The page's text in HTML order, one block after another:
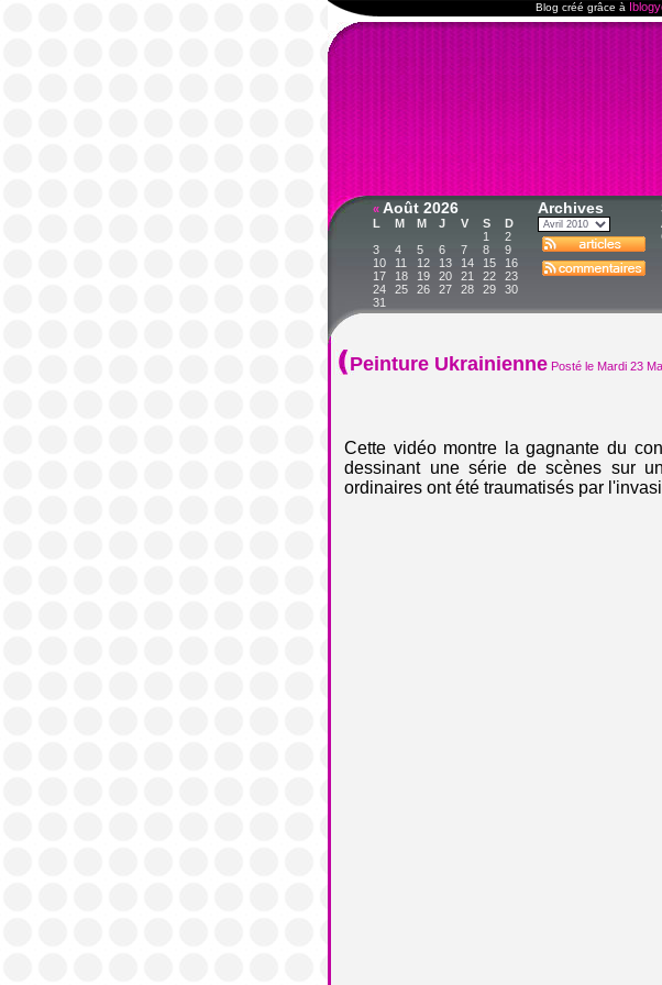
Blog créé grâce à
« Août 2026
L M M J V S
D
1
2
3
4 5 6 7 8
9
10
11 12 13 14 15
16
17
18 19 20 21 22
23
24
25 26 27 28 29
30
31
Archives
Peinture Ukrainienne Posté le Mardi 23
Cette vidéo montre la gagnante du
dessinant une série de scènes sur
ordinaires ont été traumatisés par